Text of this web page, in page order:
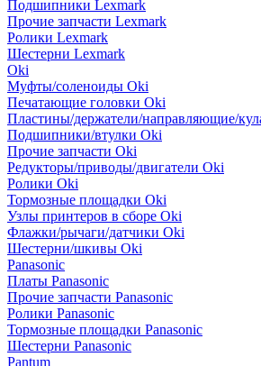
Подшипники Lexmark
Прочие запчасти Lexmark
Ролики Lexmark
Шестерни Lexmark
Oki
Муфты/соленоиды Oki
Печатающие головки Oki
Пластины/держатели/направляющие/
Подшипники/втулки Oki
Прочие запчасти Oki
Редукторы/приводы/двигатели Oki
Ролики Oki
Тормозные площадки Oki
Узлы принтеров в сборе Oki
Флажки/рычаги/датчики Oki
Шестерни/шкивы Oki
Panasonic
Платы Panasonic
Прочие запчасти Panasonic
Ролики Panasonic
Тормозные площадки Panasonic
Шестерни Panasonic
Pantum